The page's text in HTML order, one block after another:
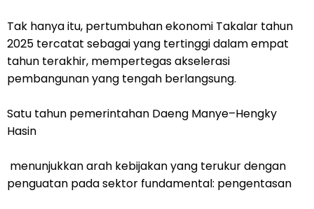
Tak hanya itu, pertumbuhan ekonomi Takalar tahun
2025 tercatat sebagai yang tertinggi dalam empat
tahun terakhir, mempertegas akselerasi
pembangunan yang tengah berlangsung.
Satu tahun pemerintahan Daeng Manye–Hengky
Hasin
menunjukkan arah kebijakan yang terukur dengan
penguatan pada sektor fundamental: pengentasan